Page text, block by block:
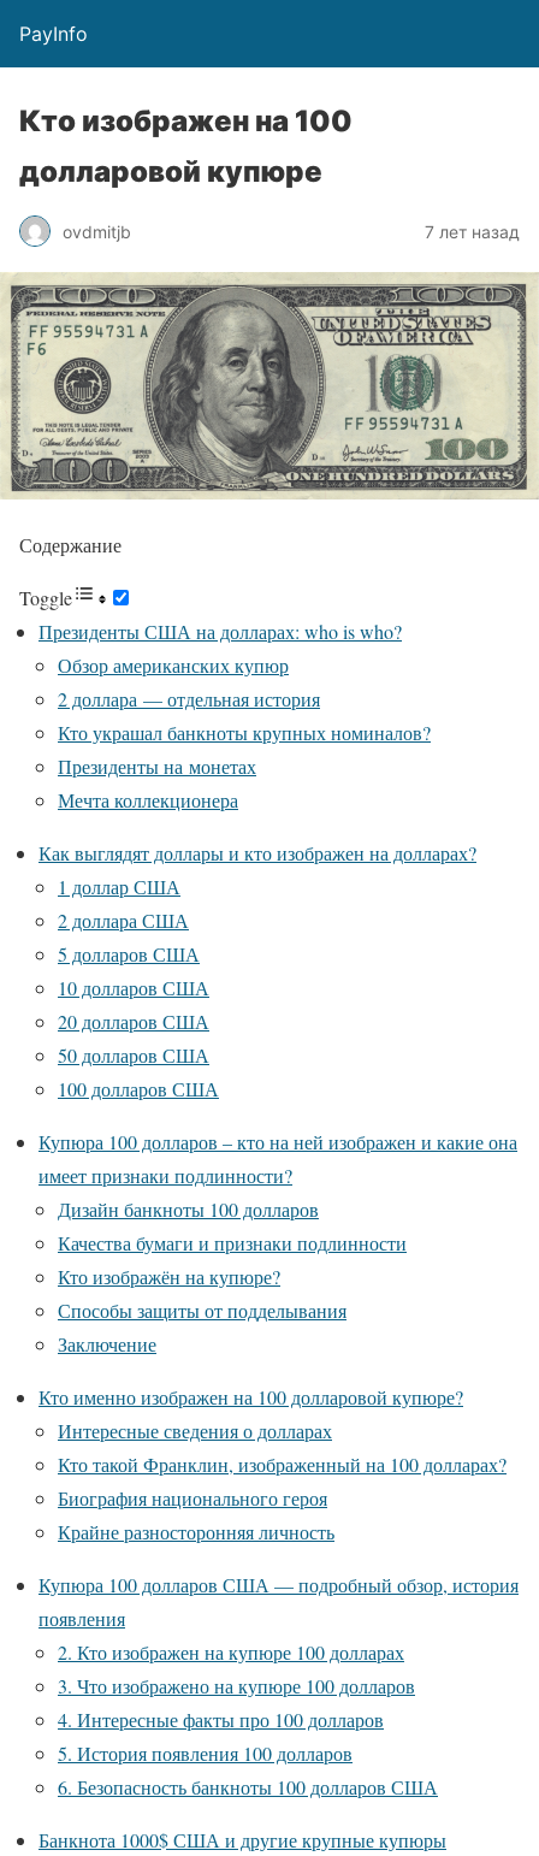
PayInfo
Кто изображен на 100
долларовой купюре
ovdmitjb 7 лет назад
Содержание
Toggle
Президенты США на долларах: who is who?
Обзор американских купюр
2 доллара — отдельная история
Кто украшал банкноты крупных номиналов?
Президенты на монетах
Мечта коллекционера
Как выглядят доллары и кто изображен на долларах?
1 доллар США
2 доллара США
5 долларов США
10 долларов США
20 долларов США
50 долларов США
100 долларов США
Купюра 100 долларов – кто на ней изображен и какие она
имеет признаки подлинности?
Дизайн банкноты 100 долларов
Качества бумаги и признаки подлинности
Кто изображён на купюре?
Способы защиты от подделывания
Заключение
Кто именно изображен на 100 долларовой купюре?
Интересные сведения о долларах
Кто такой Франклин, изображенный на 100 долларах?
Биография национального героя
Крайне разносторонняя личность
Купюра 100 долларов США — подробный обзор, история
появления
2. Кто изображен на купюре 100 долларах
3. Что изображено на купюре 100 долларов
4. Интересные факты про 100 долларов
5. История появления 100 долларов
6. Безопасность банкноты 100 долларов США
Банкнота 1000$ США и другие крупные купюры